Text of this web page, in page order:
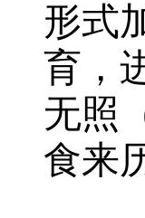
形式
育，
无照
食来